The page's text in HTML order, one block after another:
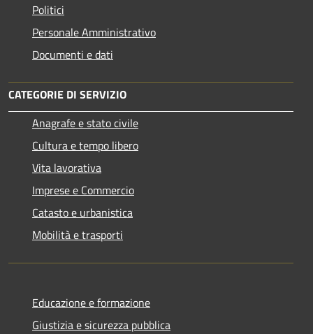
Politici
Personale Amministrativo
Documenti e dati
CATEGORIE DI SERVIZIO
Anagrafe e stato civile
Cultura e tempo libero
Vita lavorativa
Imprese e Commercio
Catasto e urbanistica
Mobilità e trasporti
Educazione e formazione
Giustizia e sicurezza pubblica